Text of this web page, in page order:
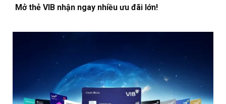
Mở thẻ VIB nhận ngay nhiều ưu đãi lớn!